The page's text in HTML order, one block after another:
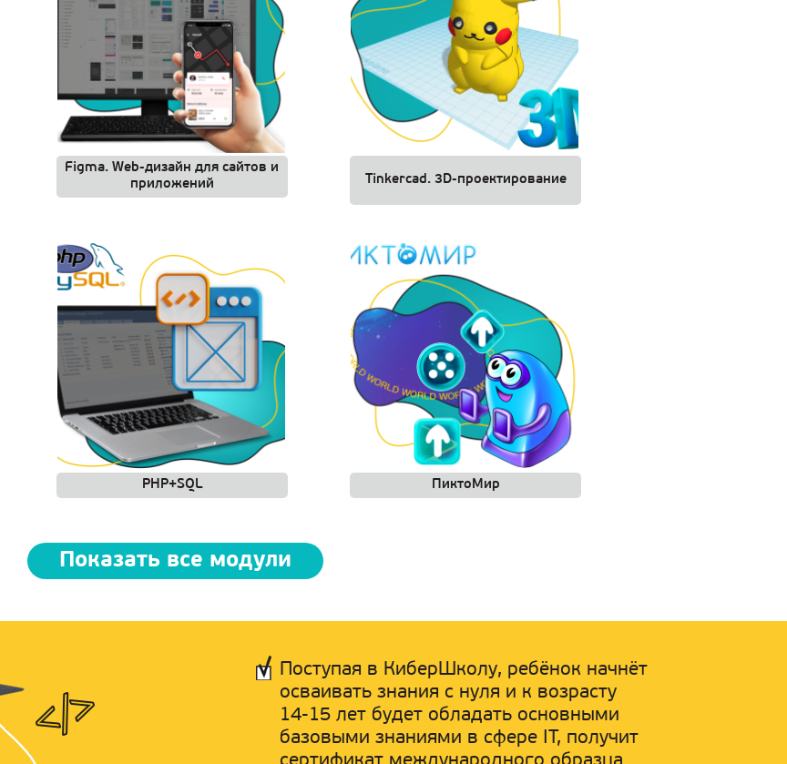
Figma. Web-дизайн для сайтов и
приложений
Tinkercad. 3D-проектирование
PHP+SQL ПиктоМир
Показать все модули
Поступая в КиберШколу, ребёнок начнёт
осваивать знания с нуля и к возрасту
14-15 лет будет обладать основными
базовыми знаниями в сфере IT, получит